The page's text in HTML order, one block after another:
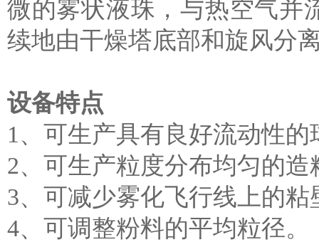
微的雾状液珠，与热空气并
续地由干燥塔底部和旋风分
设备特点
1、可生产具有良好流动性的
2、可生产粒度分布均匀的造
3、可减少雾化飞行线上的粘
4、可调整粉料的平均粒径。